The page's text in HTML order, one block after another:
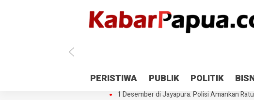
PERISTIWA PUBLIK POLITIK
Antisipasi 1 Desember, TNI Polri Patroli 2×24
Gedung Perpustakaan SMPN 5 Sentani
1 Desember di Jayapura: Polisi Amankan